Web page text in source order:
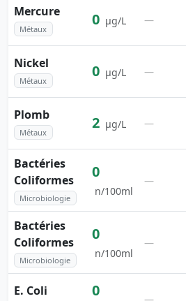
Mercure
Métaux
0 µg/L —
Nickel
Métaux
0 µg/L —
Plomb
Métaux
2 µg/L —
Bactéries
Coliformes
Microbiologie
0
n/100ml
—
Bactéries
Coliformes
Microbiologie
0
n/100ml
—
E. Coli 0